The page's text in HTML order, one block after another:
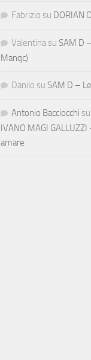
Fabrizio su DORIAN
Valentina su SAM D
Manqc)
Danilo su SAM D –
Antonio Bacciocchi su
IVANO MAGI
amare